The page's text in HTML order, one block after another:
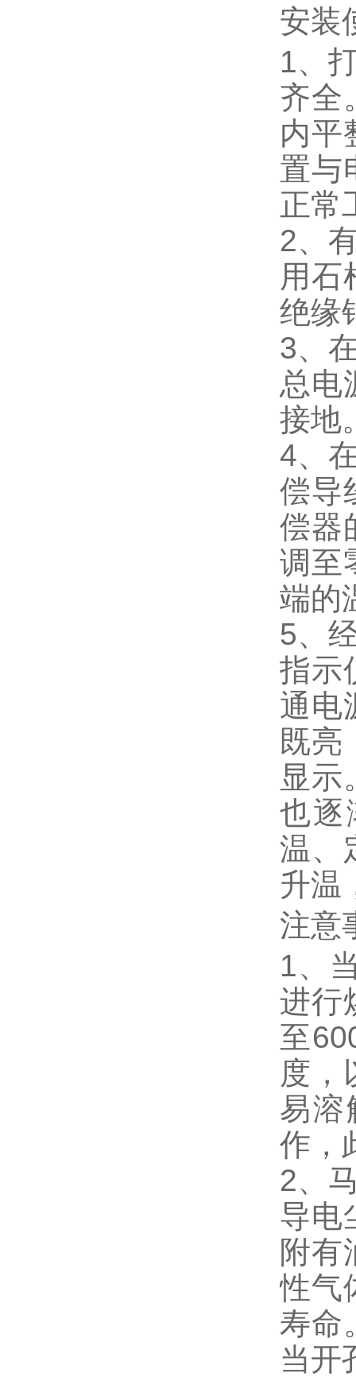
安装
1、
齐全
内平
置与
正常
2、
用石
绝缘
3、
总电
接地
4、
偿导
偿器
调至
端的
5、
指示
通电
既亮
显示
也逐
温、
升温
注意
1、
进行
至
度，
易
作，
2、
导电
附有
性气
寿命
当开